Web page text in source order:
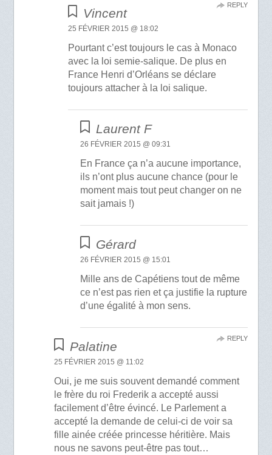
Vincent
25 FÉVRIER 2015 @ 18:02
Pourtant c’est toujours le cas à Monaco
avec la loi semie-salique. De plus en
France Henri d’Orléans se déclare
toujours attacher à la loi salique.
REPLY
Laurent F
26 FÉVRIER 2015 @ 09:31
En France ça n’a aucune importance,
ils n’ont plus aucune chance (pour le
moment mais tout peut changer on ne
sait jamais !)
Gérard
26 FÉVRIER 2015 @ 15:01
Mille ans de Capétiens tout de même
ce n’est pas rien et ça justifie la rupture
d’une égalité à mon sens.
Palatine
25 FÉVRIER 2015 @ 11:02
Oui, je me suis souvent demandé comment
le frère du roi Frederik a accepté aussi
facilement d’être évincé. Le Parlement a
accepté la demande de celui-ci de voir sa
fille ainée créée princesse héritière. Mais
nous ne savons peut-être pas tout…
REPLY